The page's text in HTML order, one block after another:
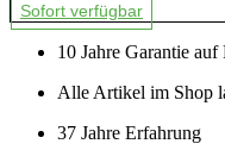
Sofort verfügbar
10 Jahre Garantie
Alle Artikel im Shop
37 Jahre Erfahrung